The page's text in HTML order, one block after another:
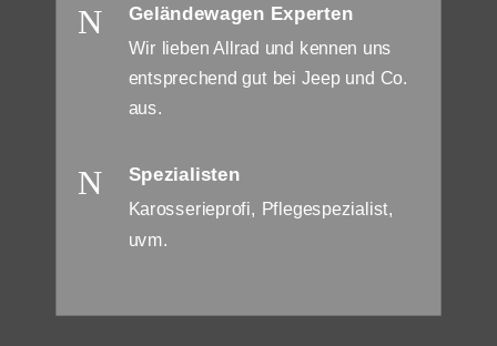
N Geländewagen Experten
Wir lieben Allrad und kennen uns
entsprechend gut bei Jeep und Co.
aus.
N Spezialisten
Karosserieprofi, Pflegespezialist,
uvm.